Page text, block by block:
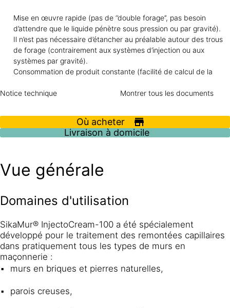
Mise en œuvre rapide (pas de ‘’double forage’’, pas besoin
d’attendre que le liquide pénètre sous pression ou par gravité).
Il n’est pas nécessaire d’étancher au préalable autour des trous
de forage (contrairement aux systèmes d’injection ou aux
systèmes par gravité).
Consommation de produit constante (facilité de calcul de la
Notice technique
Montrer tous les documents
Où acheter
Livraison à domicile
Vue générale
Domaines d'utilisation
SikaMur® InjectoCream-100 a été spécialement
développé pour le traitement des remontées capillaires
dans pratiquement tous les types de murs en
maçonnerie :
murs en briques et pierres naturelles,
parois creuses,